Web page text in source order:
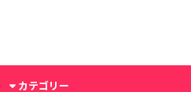
カテゴリー